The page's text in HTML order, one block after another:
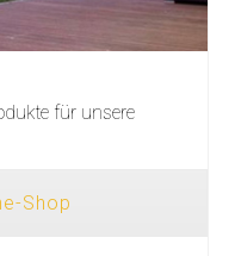
für unsere
Shop